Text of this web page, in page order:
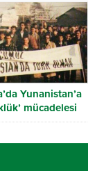
Yunanistan’a
mücadelesi